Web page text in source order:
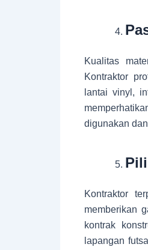
Kualitas
Kontraktor
lantai vinyl,
digunakan
Kontraktor
memberikan
kontrak
lapangan